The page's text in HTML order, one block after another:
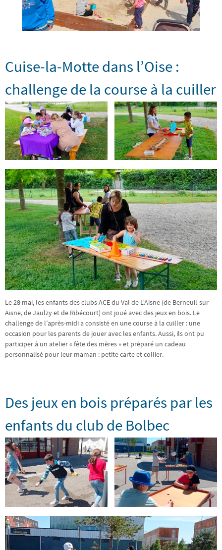
Cuise-la-Motte dans l’Oise :
challenge de la course à la cuiller
Le 28 mai, les enfants des clubs ACE du Val de L’Aisne (de Berneuil-sur-
Aisne, de Jaulzy et de Ribécourt) ont joué avec des jeux en bois. Le
challenge de l’après-midi a consisté en une course à la cuiller : une
occasion pour les parents de jouer avec les enfants. Aussi, ils ont pu
participer à un atelier « fête des mères » et préparé un cadeau
personnalisé pour leur maman : petite carte et collier.
Des jeux en bois préparés par les
enfants du club de Bolbec